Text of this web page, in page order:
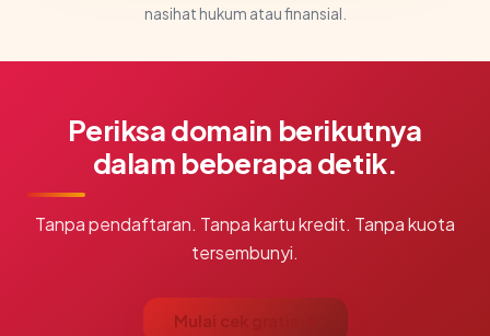
nasihat hukum atau finansial.
Periksa domain berikutnya
dalam beberapa detik.
Tanpa pendaftaran. Tanpa kartu kredit. Tanpa kuota
tersembunyi.
Mulai cek gratis →